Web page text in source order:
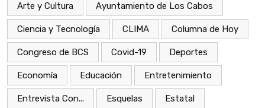
Arte y Cultura Ayuntamiento de Los Cabos
Ciencia y Tecnología CLIMA Columna de Hoy
Congreso de BCS Covid-19 Deportes
Economía Educación Entretenimiento
Entrevista Con... Esquelas Estatal